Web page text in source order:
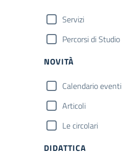
Servizi
Percorsi di Studio
NOVITÀ
Calendario eventi
Articoli
Le circolari
DIDATTICA